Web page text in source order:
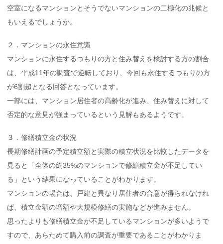
空室になるマンションとそうでないマンションの二極化の兆候と
もいえるでしょうか。
２．マンションの永住意識
マンションに永住するつもりの方と住み替えを検討する方の割合
は、平成11年の調査で逆転しており、今回も永住するつもりの方
が6割超となる回答となっています。
一部には、マンション居住者の高齢化が進み、住み替えに対して
否定的な意見が強まっているという見解もあるようです。
３．修繕積立金の状況
長期修繕計画の予定積立額と実際の積立状況を比較したデータを
見ると「全体の約35%のマンションで修繕積立金が不足してい
る」という結果になっていることがわかります。
マンションの場合は、戸建と異なり居住者の合意が得られなけれ
ば、積立金額の増額や大規模修繕の実施などが進みません。
思ったよりも修繕積立金が不足しているマンションが多いようで
すので、あらためて購入前の調査が重要であることがわかりま